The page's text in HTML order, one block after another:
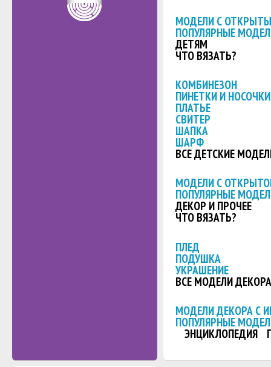
МОДЕЛИ С
ПОПУЛЯРНЫЕ
ДЕТЯМ
ЧТО ВЯЗАТЬ?
КОМБИНЕЗОН
ПИНЕТКИ И НОСОЧКИ
ПЛАТЬЕ
СВИТЕР
ШАПКА
ШАРФ
ВСЕ ДЕТСКИЕ
МОДЕЛИ С
ПОПУЛЯРНЫЕ
ДЕКОР И ПРОЧЕЕ
ЧТО ВЯЗАТЬ?
ПЛЕД
ПОДУШКА
УКРАШЕНИЕ
ВСЕ МОДЕЛИ ДЕКОРА
МОДЕЛИ ДЕКОРА С
ПОПУЛЯРНЫЕ
ЭНЦИКЛОПЕДИЯ